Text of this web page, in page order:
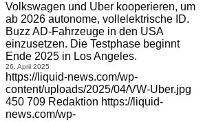
Volkswagen und Uber kooperieren, um
ab 2026 autonome, vollelektrische ID.
Buzz AD-Fahrzeuge in den USA
einzusetzen. Die Testphase beginnt
Ende 2025 in Los Angeles.
26. April 2025
https://liquid-news.com/wp-
content/uploads/2025/04/VW-Uber.jpg
450 709 Redaktion https://liquid-
news.com/wp-